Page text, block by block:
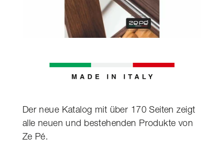
Der neue Katalog mit über 170 Seiten zeigt
alle neuen und bestehenden Produkte von
Ze Pé.